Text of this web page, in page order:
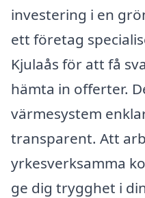
investering i en
ett företag
Kjulaås för att få
hämta in offerter.
värmesystem
transparent. Att
yrkesverksamma
ge dig trygghet i